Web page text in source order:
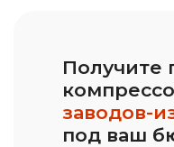
Получите
заводов-
под ваш